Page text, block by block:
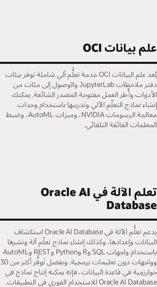
علم بيانات OCI
يُعد علم البيانات OCI خدمة تعلُّم آلي شاملة توفر بيئات
دفتر ملاحظات JupyterLab والوصول إلى مئات من
الأدوات وأُطر العمل مفتوحة المصدر الشائعة. يمكنك
إنشاء نماذج التعلّم الآلي وتدريبها باستخدام وحدات
معالجة الرسومات NVIDIA، وميزات AutoML، وضبط
المعلمات الفائقة التلقائي.
تعلم الآلة في Oracle AI
Database
يدعم تعلُّم الآلة في Oracle AI Database استكشاف
البيانات وإعدادها، وكذلك إنشاء نماذج تعلّم آلة ونشرها
باستخدام واجهات SQL وR وPython وREST وAutoML
وواجهات دون تعليمات برمجية. وبفضل تَوفُّر أكثر من 30
خوارزمية في قاعدة البيانات، فإنه يمكنه إنتاج نماذج في
Oracle AI Database للاستخدام الفوري في التطبيقات.